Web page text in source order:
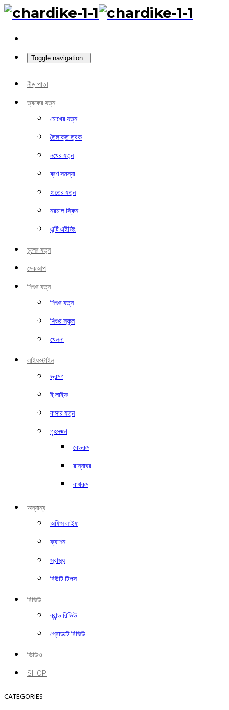
Toggle navigation
নীড় পাতা
ত্বকের যত্ন
চোখের যত্ন
তৈলাক্ত ত্বক
নখের যত্ন
ব্রণ সমস্যা
হাতের যত্ন
নরমাল স্কিন
এন্টি এইজিং
চুলের যত্ন
মেকআপ
শিশুর যত্ন
শিশুর যত্ন
শিশুর স্কুল
খেলনা
লাইফস্টাইল
ভ্রমণ
ই লাইফ
বাসার যত্ন
গৃহসজ্জা
বেডরুম
রান্নাঘর
বাথরুম
অন্যান্য
অফিস লাইফ
ফ্যাশন
স্বাস্থ্য
বিউটি টিপস
রিভিউ
ব্রান্ড রিভিউ
প্রোডাক্ট রিভিউ
ভিডিও
SHOP
CATEGORIES